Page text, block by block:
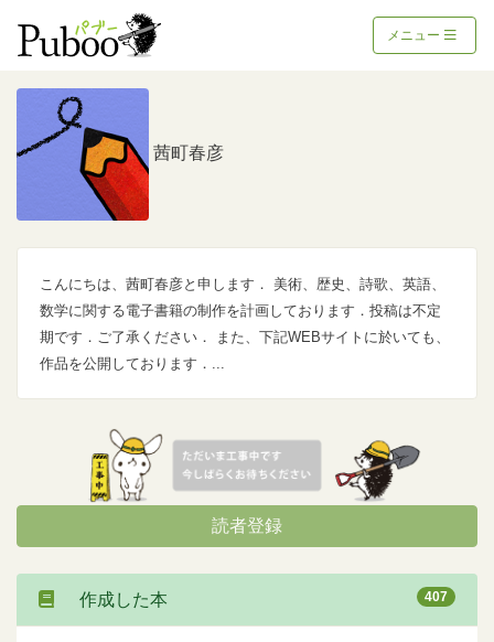
メニュー
茜町春彦
こんにちは、茜町春彦と申します． 美術、歴史、詩歌、英語、
数学に関する電子書籍の制作を計画しております．投稿は不定
期です．ご了承ください． また、下記WEBサイトに於いても、
作品を公開しております．...
読者登録
作成した本 407